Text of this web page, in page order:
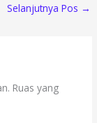
Selanjutnya Pos →
Ruas yang